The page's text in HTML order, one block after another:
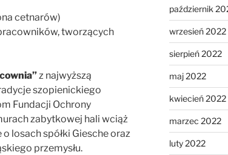
cetnarów)
tworzących
z najwyższą
szopienickiego
Fundacji Ochrony
zabytkowej hali wciąż
losach spółki Giesche oraz
przemysłu.
październik
wrzesień 2022
sierpień 2022
maj 2022
kwiecień 2022
marzec 2022
luty 2022